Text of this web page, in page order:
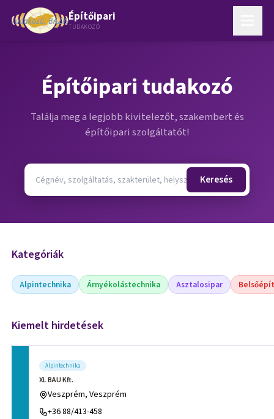
Építőipari
TUDAKOZÓ
Építőipari tudakozó
Találja meg a legjobb kivitelezőt, szakembert és
építőipari szolgáltatót!
Keresés
Kategóriák
Alpintechnika Árnyékolástechnika Asztalosipar
Kiemelt hirdetések
Alpintechnika
XL BAU Kft.
Veszprém, Veszprém
+36 88/413-458